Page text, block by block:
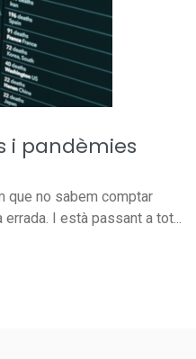
i pandèmies
que no sabem comptar
I està passant a tot...